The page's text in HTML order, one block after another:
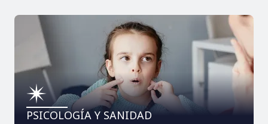
PSICOLOGÍA Y SANIDAD